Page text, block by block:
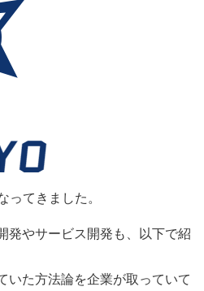
ってきました。
発やサービス開発も、以下で紹
いた方法論を企業が取っていて